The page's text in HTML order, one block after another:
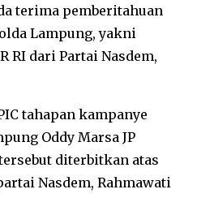
terima pemberitahuan
Lampung, yakni
RI dari Partai Nasdem,
tahapan kampanye
Oddy Marsa JP
diterbitkan atas
Nasdem, Rahmawati